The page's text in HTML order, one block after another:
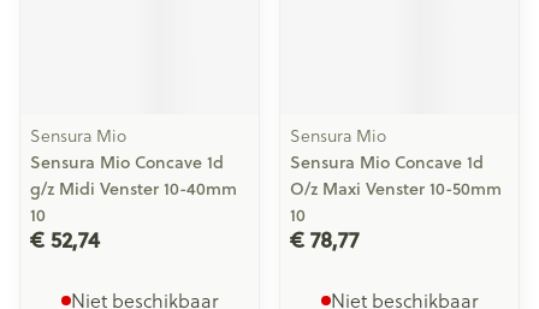
Sensura Mio
Sensura Mio Concave 1d
g/z Midi Venster 10-40mm
10
€ 52,74
Niet beschikbaar
Sensura Mio
Sensura Mio Concave 1d
O/z Maxi Venster 10-50mm
10
€ 78,77
Niet beschikbaar